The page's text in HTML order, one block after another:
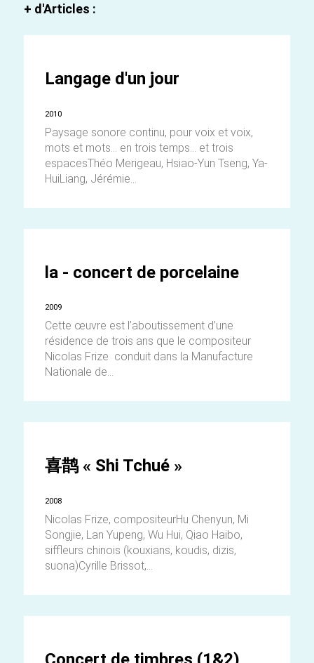
+ d'Articles :
Langage d'un jour
2010
Paysage sonore continu, pour voix et voix,
mots et mots... en trois temps... et trois
espacesThéo Merigeau, Hsiao-Yun Tseng, Ya-
HuiLiang, Jérémie...
la - concert de porcelaine
2009
Cette œuvre est l’aboutissement d’une
résidence de trois ans que le compositeur
Nicolas Frize conduit dans la Manufacture
Nationale de...
喜鹊 « Shi Tchué »
2008
Nicolas Frize, compositeurHu Chenyun, Mi
Songjie, Lan Yupeng, Wu Hui, Qiao Haibo,
siffleurs chinois (kouxians, koudis, dizis,
suona)Cyrille Brissot,...